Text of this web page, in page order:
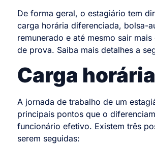
De forma geral, o estagiário tem
carga horária diferenciada, bolsa-
remunerado e até mesmo sair
de prova. Saiba mais detalhes a
Carga horária
A jornada de trabalho de um
principais pontos que o
funcionário efetivo. Existem três
serem seguidas: